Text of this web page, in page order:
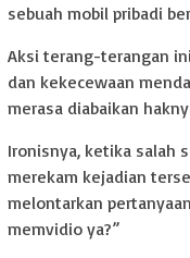
sebuah mobil pribadi
Aksi terang-terangan
dan kekecewaan
merasa diabaikan
Ironisnya, ketika salah
merekam kejadian
melontarkan
memvidio ya?”